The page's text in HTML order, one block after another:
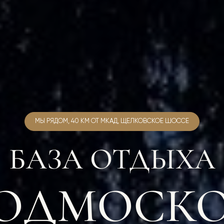
МЫ РЯДОМ, 40 КМ ОТ МКАД, ЩЕЛКОВСКОЕ ШОССЕ
БАЗА ОТДЫХА